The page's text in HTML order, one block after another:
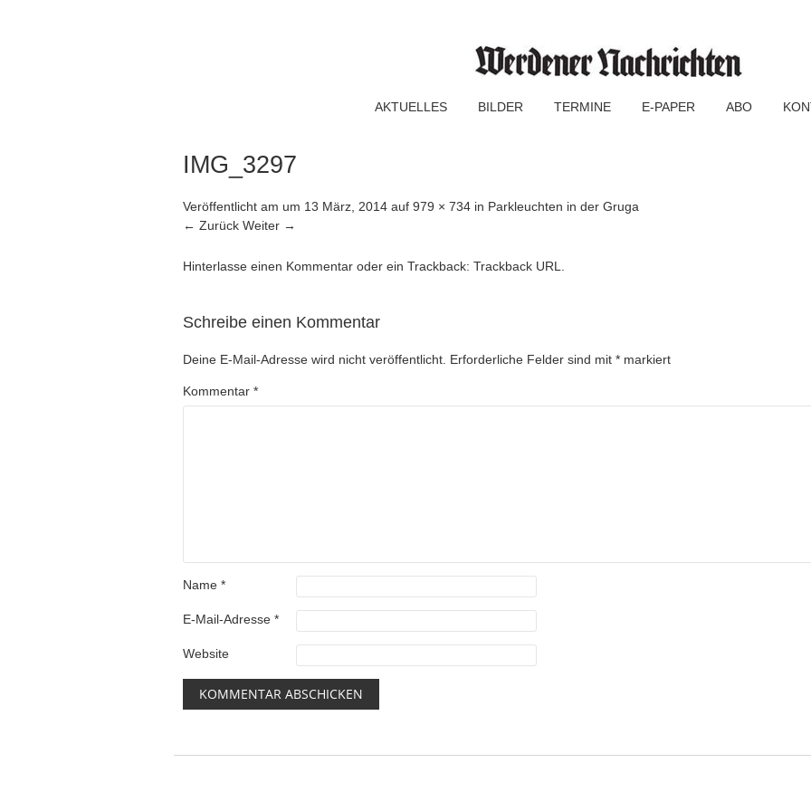
AKTUELLES BILDER TERMINE E-PAPER ABO
IMG_3297
Veröffentlicht am um 13 März, 2014 auf 979 × 734 in Parkleuchten in der Gruga
← Zurück Weiter →
Hinterlasse einen Kommentar oder ein Trackback: Trackback URL
Schreibe einen Kommentar
Deine E-Mail-Adresse wird nicht veröffentlicht. Erforderliche Felder sind mit * markiert
Kommentar *
Name *
E-Mail-Adresse *
Website